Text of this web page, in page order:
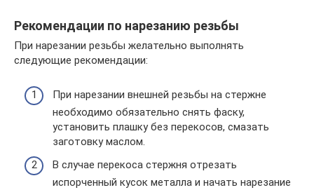
Рекомендации по нарезанию резьбы
При нарезании резьбы желательно выполнять
следующие рекомендации:
При нарезании внешней резьбы на стержне
необходимо обязательно снять фаску,
установить плашку без перекосов, смазать
заготовку маслом.
В случае перекоса стержня отрезать
испорченный кусок металла и начать нарезание